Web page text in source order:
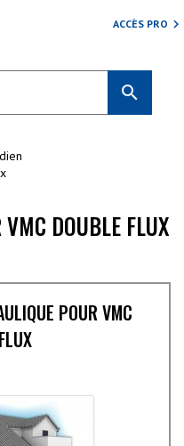
ACCÈS PRO
search
DOUBLE FLUX
POUR VMC